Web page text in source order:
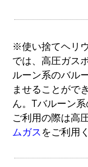
※使い捨てヘリ
では、高圧ガス
ルーン系のバル
ませることがで
ん。Tバルーン
ご利用の際は高
ムガス をご利用